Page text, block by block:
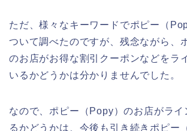
ただ、様々なキーワードでポピー（
ついて調べたのですが、残念ながら、
のお店がお得な割引クーポンなどをラ
いるかどうかは分かりませんでした。
なので、ポピー（Popy）のお店がライ
るかどうかは、今後も引き続きポピー